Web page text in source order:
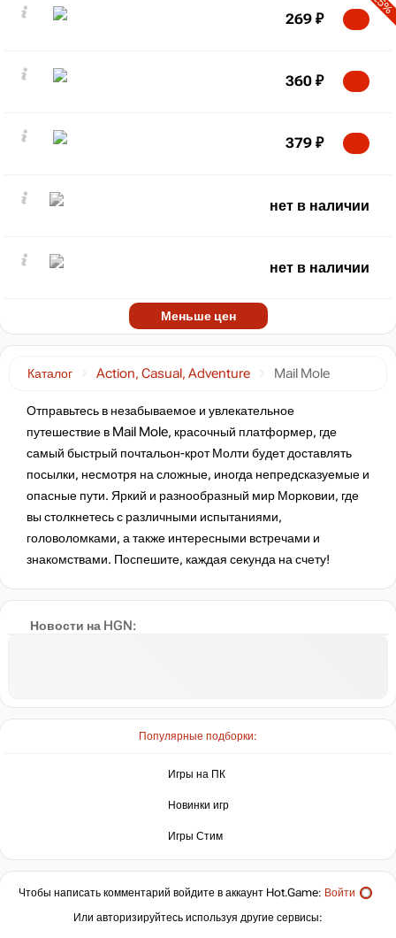
Новости на HGN:
Популярные подборки:
Игры на ПК
Новинки игр
Игры Стим
Каталог Action, Casual, Adventure Mail Mole
Отправьтесь в незабываемое и увлекательное
путешествие в Mail Mole, красочный платформер, где
самый быстрый почтальон-крот Молти будет доставлять
посылки, несмотря на сложные, иногда непредсказуемые и
опасные пути. Яркий и разнообразный мир Морковии, где
вы столкнетесь с различными испытаниями,
головоломками, а также интересными встречами и
знакомствами. Поспешите, каждая секунда на счету!
269 ₽
360 ₽
379 ₽
нет в наличии
нет в наличии
Меньше цен
Чтобы написать комментарий войдите в аккаунт Hot.Game: Войти
Или авторизируйтесь используя другие сервисы: